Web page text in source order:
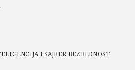
I SAJBER BEZBEDNOST